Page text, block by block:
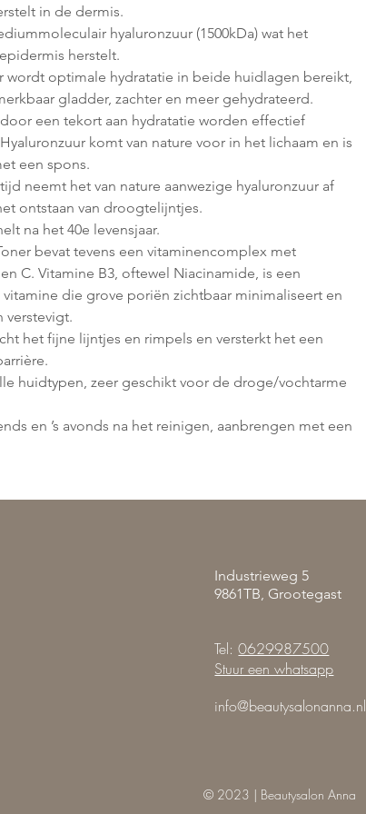
in de dermis.
hyaluronzuur (1500kDa) wat het
herstelt.
wordt optimale hydratatie in beide huidlagen bereikt,
gladder, zachter en meer gehydrateerd.
een tekort aan hydratatie worden effectief
komt van nature voor in het lichaam en is
een spons.
neemt het van nature aanwezige hyaluronzuur af
ontstaan van droogtelijntjes.
na het 40e levensjaar.
bevat tevens een vitaminencomplex met
C. Vitamine B3, oftewel Niacinamide, is een
die grove poriën zichtbaar minimaliseert en
verstevigt.
het fijne lijntjes en rimpels en versterkt het een
huidtypen, zeer geschikt voor de droge/vochtarme
en ’s avonds na het reinigen, aanbrengen met een
Industrieweg 5
9861TB, Grootegast
Tel:0629987500
Stuur een whatsapp
info@beautysalonanna.nl
© 2023 | Beautysalon Anna